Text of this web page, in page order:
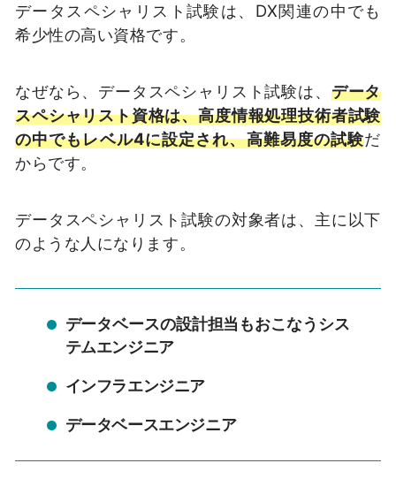
データスペシャリスト試験は、DX関連の中でも
希少性の高い資格です。
なぜなら、データスペシャリスト試験は、 データ
スペシャリスト資格は、高度情報処理技術者試験
の中でもレベル4に設定され、高難易度の試験だ
からです。
データスペシャリスト試験の対象者は、主に以下
のような人になります。
データベースの設計担当もおこなうシス
テムエンジニア
インフラエンジニア
データベースエンジニア